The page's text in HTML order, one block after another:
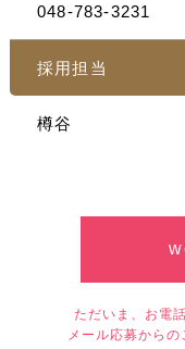
048-783-3231
採用担当
樽谷
ただいま、お電
メール応募からの